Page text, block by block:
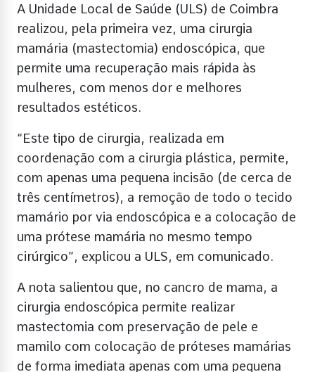
A Unidade Local de Saúde (ULS) de Coimbra
realizou, pela primeira vez, uma cirurgia
mamária (mastectomia) endoscópica, que
permite uma recuperação mais rápida às
mulheres, com menos dor e melhores
resultados estéticos.
“Este tipo de cirurgia, realizada em
coordenação com a cirurgia plástica, permite,
com apenas uma pequena incisão (de cerca de
três centímetros), a remoção de todo o tecido
mamário por via endoscópica e a colocação de
uma prótese mamária no mesmo tempo
cirúrgico”, explicou a ULS, em comunicado.
A nota salientou que, no cancro de mama, a
cirurgia endoscópica permite realizar
mastectomia com preservação de pele e
mamilo com colocação de próteses mamárias
de forma imediata apenas com uma pequena